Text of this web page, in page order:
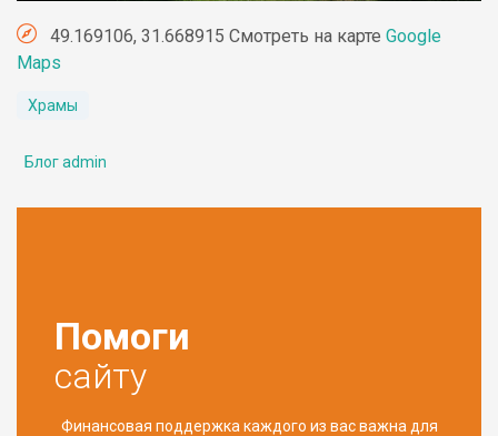
49.169106, 31.668915 Смотреть на карте Google
Maps
Храмы
Блог admin
Помоги
сайту
Финансовая поддержка каждого из вас важна для